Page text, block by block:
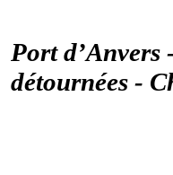
Port d’Anvers
détournées -